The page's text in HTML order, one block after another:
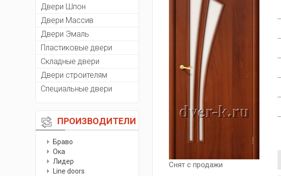
Двери Шпон
Двери Массив
Двери Эмаль
Пластиковые двери
Складные двери
Двери строителям
Специальные двери
ПРОИЗВОДИТЕЛИ
Браво
Ока
Лидер
Line doors
Снят с продажи